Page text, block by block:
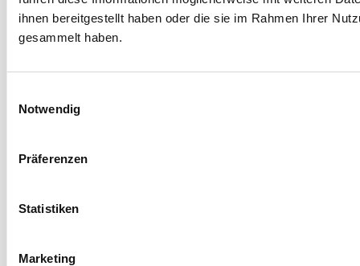
ihnen bereitgestellt haben oder die sie im Rahmen Ihrer
gesammelt haben.
Notwendig
Präferenzen
Statistiken
Marketing
Montafon
date
08.09.2025
category
Sommer-Aktivitäten
Auszeit zwischen Bergen, Natur und Aktion